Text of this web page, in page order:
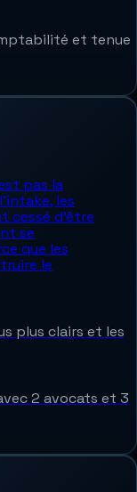
et tenue
pas la
les
cessé d'être
se
que les
le
plus clairs et les
2 avocats et 3